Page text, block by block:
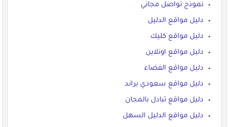
نموذج تواصل مجاني
دليل مواقع الدليل
دليل مواقع كليك
دليل مواقع اونلاين
دليل مواقع الفضاء
دليل مواقع سعودي براند
دليل مواقع تبادل بالمجان
دليل مواقع الدليل السهل